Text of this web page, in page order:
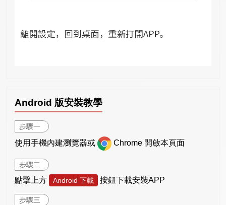
Android 版安裝教學
步驟一
使用手機內建瀏覽器或 Chrome 開啟本頁面
步驟二
點擊上方 Android 下載 按鈕下載安裝APP
步驟三